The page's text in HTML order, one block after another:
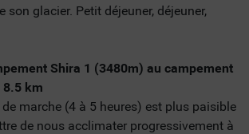
son glacier. Petit déjeuner, déjeuner,
Shira 1 (3480m) au campement
8.5 km
de marche (4 à 5 heures) est plus paisible
de nous acclimater progressivement à